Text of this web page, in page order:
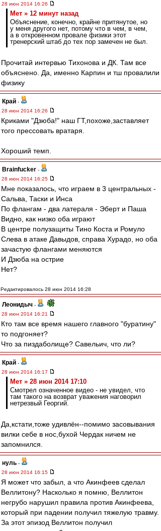
28 июн 2014 16:26
Мет » 12 минут назад
Объяснение, конечно, крайне притянутое, но
у меня другого нет, потому что в чем, в чем,
а в откровенном провале физики этот
тренерский штаб до тех пор замечен не был.
Прочитай интервью Тихонова и ДК. Там все
объяснено. Да, именно Карпин и тш провалили
физику
Край -
28 июн 2014 16:26
Криками "Дзюба!" наш ГТ,похоже,заставляет
того прессовать вратаря.
Хороший темп.
Brainfucker -
28 июн 2014 16:25
Мне показалось, что играем в 3 центральных -
Сальва, Таски и Инса
По флангам - два латераля - Эберт и Паша
Видно, как низко оба играют
В центре полузащиты Тино Коста и Ромуло
Слева в атаке Давыдов, справа Хурадо, но оба
зачастую флангами меняются
И Дзюба на острие
Нет?
Редактировалось 28 июн 2014 16:28
Леонидыч -
28 июн 2014 16:21
Кто там все время нашего главного "буратину"
то подгоняет?
Что за пиздаболище? Савельич, что ли?
Край -
28 июн 2014 16:17
Мет » 28 июн 2014 17:10
Смотрел означенное видео - не увидел, что
там такого на возврат уважения наговорил
нетрезвый Георгий.
Да,кстати,тоже удивлён--помимо засовывания
вилки себе в нос,бухой Чердак ничем не
запомнился.
нуль -
28 июн 2014 16:15
Я может что забыл, а что Акинфеев сделал
Веллитону? Насколько я помню, Веллитон
негрубо нарушил правила против Акинфеева,
который при падении получил тяжелую травму.
За этот эпизод Веллитон получил